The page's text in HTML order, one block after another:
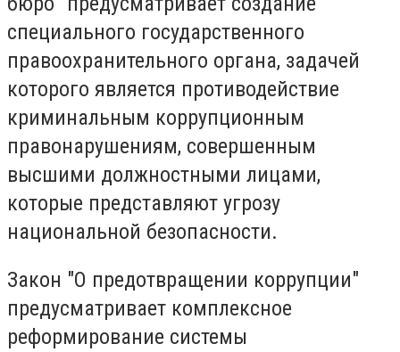
специального государственного
правоохранительного органа, задачей
которого является противодействие
криминальным коррупционным
правонарушениям, совершенным
высшими должностными лицами,
которые представляют угрозу
национальной безопасности.
Закон "О предотвращении коррупции"
предусматривает комплексное
реформирование системы